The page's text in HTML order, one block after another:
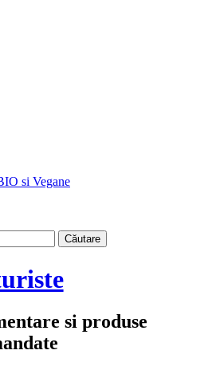
si Vegane
si produse